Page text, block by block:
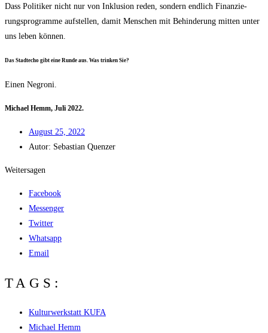
Dass Poli­ti­ker nicht nur von Inklu­si­on reden, son­dern end­lich Finan­zie­
rungs­pro­gram­me auf­stel­len, damit Men­schen mit Behin­de­rung mit­ten unter
uns leben können.
Das Stadt­echo gibt eine Run­de aus. Was trin­ken Sie?
Einen Negro­ni.
Micha­el Hemm, Juli 2022.
August 25, 2022
Autor: Sebas­ti­an Quenzer
Weitersagen
Facebook
Messenger
Twitter
Whatsapp
Email
TAGS:
Kulturwerkstatt KUFA
Michael Hemm